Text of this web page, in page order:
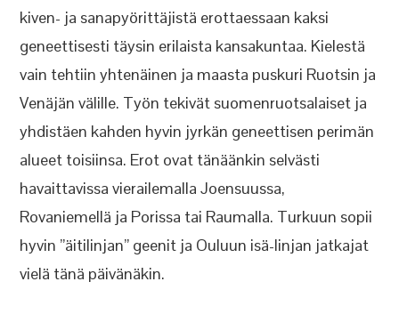
kiven- ja sanapyörittäjistä erottaessaan kaksi
geneettisesti täysin erilaista kansakuntaa. Kielestä
vain tehtiin yhtenäinen ja maasta puskuri Ruotsin ja
Venäjän välille. Työn tekivät suomenruotsalaiset ja
yhdistäen kahden hyvin jyrkän geneettisen perimän
alueet toisiinsa. Erot ovat tänäänkin selvästi
havaittavissa vierailemalla Joensuussa,
Rovaniemellä ja Porissa tai Raumalla. Turkuun sopii
hyvin ”äitilinjan” geenit ja Ouluun isä-linjan jatkajat
vielä tänä päivänäkin.